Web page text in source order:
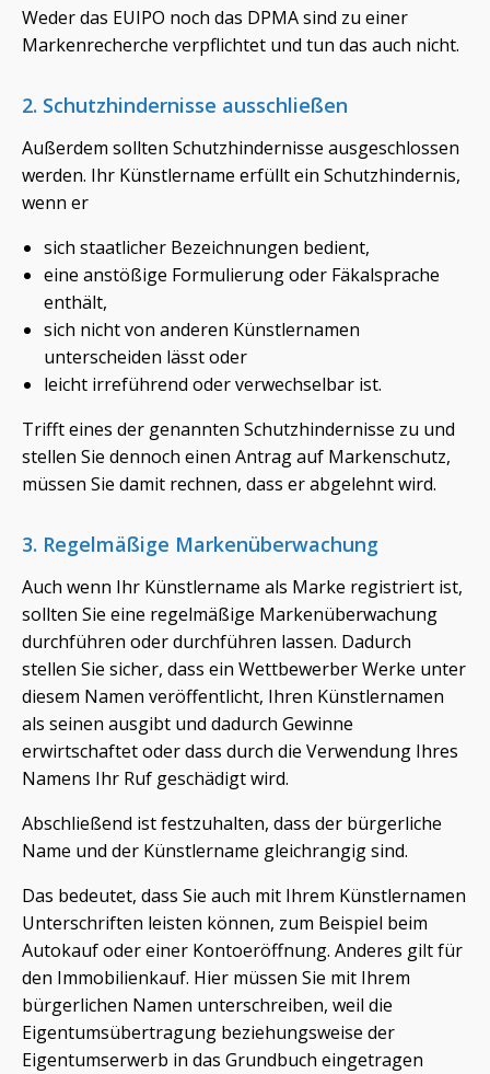
Weder das EUIPO noch das DPMA sind zu einer
Markenrecherche verpflichtet und tun das auch nicht.
2. Schutzhindernisse ausschließen
Außerdem sollten Schutzhindernisse ausgeschlossen
werden. Ihr Künstlername erfüllt ein Schutzhindernis,
wenn er
sich staatlicher Bezeichnungen bedient,
eine anstößige Formulierung oder Fäkalsprache
enthält,
sich nicht von anderen Künstlernamen
unterscheiden lässt oder
leicht irreführend oder verwechselbar ist.
Trifft eines der genannten Schutzhindernisse zu und
stellen Sie dennoch einen Antrag auf Markenschutz,
müssen Sie damit rechnen, dass er abgelehnt wird.
3. Regelmäßige Markenüberwachung
Auch wenn Ihr Künstlername als Marke registriert ist,
sollten Sie eine regelmäßige Markenüberwachung
durchführen oder durchführen lassen. Dadurch
stellen Sie sicher, dass ein Wettbewerber Werke unter
diesem Namen veröffentlicht, Ihren Künstlernamen
als seinen ausgibt und dadurch Gewinne
erwirtschaftet oder dass durch die Verwendung Ihres
Namens Ihr Ruf geschädigt wird.
Abschließend ist festzuhalten, dass der bürgerliche
Name und der Künstlername gleichrangig sind.
Das bedeutet, dass Sie auch mit Ihrem Künstlernamen
Unterschriften leisten können, zum Beispiel beim
Autokauf oder einer Kontoeröffnung. Anderes gilt für
den Immobilienkauf. Hier müssen Sie mit Ihrem
bürgerlichen Namen unterschreiben, weil die
Eigentumsübertragung beziehungsweise der
Eigentumserwerb in das Grundbuch eingetragen